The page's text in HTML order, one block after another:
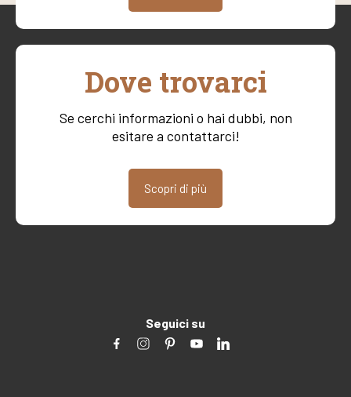
Dove trovarci
Se cerchi informazioni o hai dubbi, non
esitare a contattarci!
Scopri di più
Seguici su